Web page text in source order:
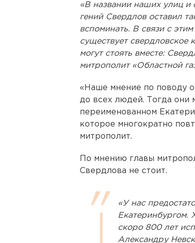
«В названии наших улиц и
гений Свердлов оставил
вспоминать. В связи с
существует свердловское
могут стоять вместе:
митрополит «Областной
«Наше мнение по поводу
до всех людей. Тогда они
переименованном
которое многократно
митрополит.
По мнению главы
Свердлова не стоит.
«У нас
Екатеринбургом.
скоро 800 лет
Александру